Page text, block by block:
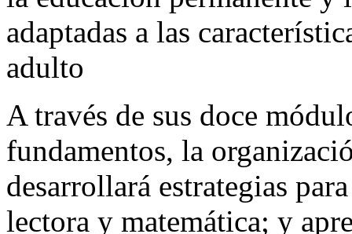
adaptadas a las
adulto
A través de sus doce
fundamentos, la
desarrollará estrategias
lectora y matemática; y